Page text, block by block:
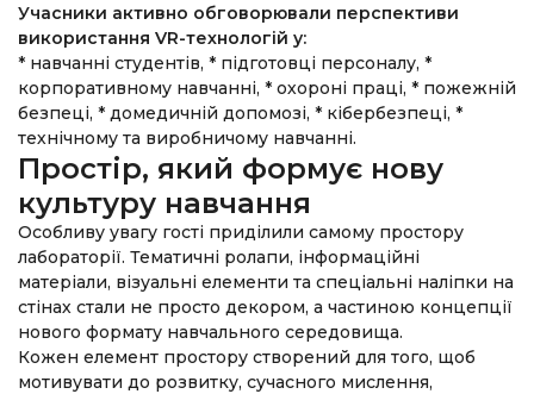
Учасники активно обговорювали перспективи
використання VR-технологій у:
* навчанні студентів, * підготовці персоналу, *
корпоративному навчанні, * охороні праці, * пожежній
безпеці, * домедичній допомозі, * кібербезпеці, *
технічному та виробничому навчанні.
Простір, який формує нову
культуру навчання
Особливу увагу гості приділили самому простору
лабораторії. Тематичні ролапи, інформаційні
матеріали, візуальні елементи та спеціальні наліпки на
стінах стали не просто декором, а частиною концепції
нового формату навчального середовища.
Кожен елемент простору створений для того, щоб
мотивувати до розвитку, сучасного мислення,